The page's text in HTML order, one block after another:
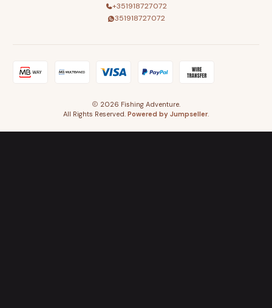
+351918727072
351918727072
2026 Fishing Adventure.
All Rights Reserved. Powered by Jumpseller.